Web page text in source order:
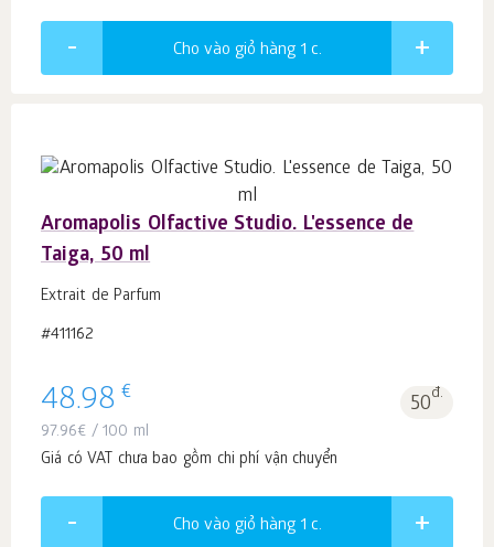
Cho vào giỏ hàng 1 c.
Aromapolis Olfactive Studio. L'essence de
Taiga, 50 ml
Extrait de Parfum
#411162
48.98 € 50đ.
97.96€ / 100 ml
Giá có VAT chưa bao gồm chi phí vận chuyển
Cho vào giỏ hàng 1 c.